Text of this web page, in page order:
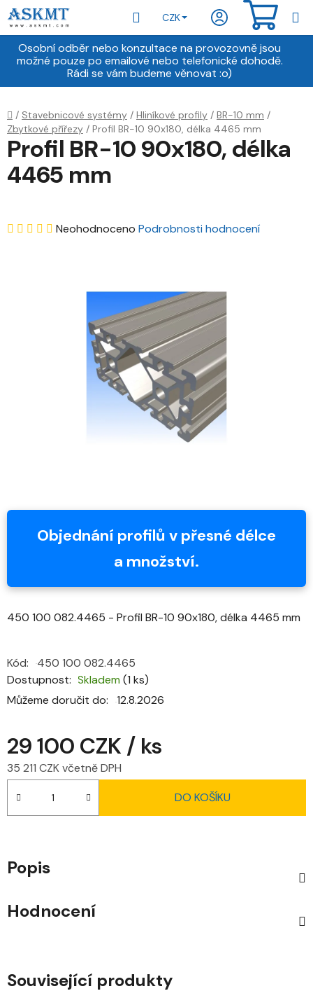
Přejít
na
obsah
Osobní odběr nebo konzultace na provozovně jsou
možné pouze po emailové nebo telefonické dohodě.
Rádi se vám budeme věnovat :o)
Hledat
CZK
Domů
/ Stavebnicové systémy / Hliníkové profily / BR-10 mm /
Zbytkové přířezy / Profil BR-10 90x180, délka 4465 mm
Objednání profilů v přesné délce
a množství.
450 100 082.4465 - Profil BR-10 90x180, délka 4465 mm
Dostupnost Skladem (1 ks)
Můžeme doručit do:
12.8.2026
Kód: 450 100 082.4465
29 100 CZK / ks
35 211 CZK včetně DPH
DO KOŠÍKU
Profil BR-10 90x180, délka
4465 mm
Průměrné
hvězdiček.
Neohodnoceno Podrobnosti hodnocení
Popis
Hodnocení
Související produkty